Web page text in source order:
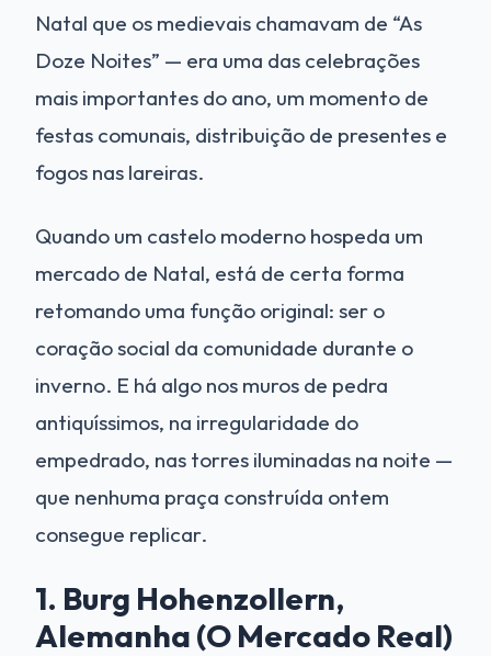
Natal que os medievais chamavam de “As
Doze Noites” — era uma das celebrações
mais importantes do ano, um momento de
festas comunais, distribuição de presentes e
fogos nas lareiras.
Quando um castelo moderno hospeda um
mercado de Natal, está de certa forma
retomando uma função original: ser o
coração social da comunidade durante o
inverno. E há algo nos muros de pedra
antiquíssimos, na irregularidade do
empedrado, nas torres iluminadas na noite —
que nenhuma praça construída ontem
consegue replicar.
1. Burg Hohenzollern,
Alemanha (O Mercado Real)